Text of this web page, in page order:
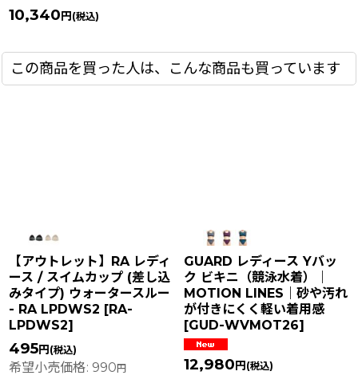
10,340円(税込)
この商品を買った人は、こんな商品も買っています
【アウトレット】RA レディ
ース / スイムカップ (差し込
みタイプ) ウォータースルー
- RA LPDWS2 [RA-
LPDWS2]
495円(税込)
希望小売価格: 990 円
GUARD レディース Yバッ
ク ビキニ（競泳水着）｜
MOTION LINES｜砂や汚れ
が付きにくく軽い着用感
[GUD-WVMOT26]
12,980円(税込)